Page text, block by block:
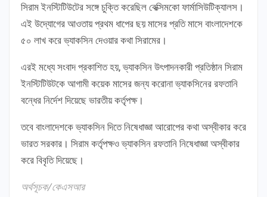
সিরাম ইনস্টিটিউটের সঙ্গে চুক্তি করেছিল বেক্সিমকো ফার্মাসিউটিক্যালস।
এই উদ্যোগের আওতায় প্রথম ধাপের ছয় মাসের প্রতি মাসে বাংলাদেশকে
৫০ লাখ করে ভ্যাকসিন দেওয়ার কথা সিরামের।
এরই মধ্যে সংবাদ প্রকাশিত হয়, ভ্যাকসিন উৎপাদনকারী প্রতিষ্ঠান সিরাম
ইনস্টিটিউটকে আগামী কয়েক মাসের জন্য করোনা ভ্যাকসিনের রফতানি
বন্ধের নির্দেশ দিয়েছে ভারতীয় কর্তৃপক্ষ।
তবে বাংলাদেশকে ভ্যাকসিন দিতে নিষেধাজ্ঞা আরোপের কথা অস্বীকার করে
ভারত সরকার। সিরাম কর্তৃপক্ষও ভ্যাকসিন রফতানি নিষেধাজ্ঞা অস্বীকার
করে বিবৃতি দিয়েছে।
অর্থসূচক/কেএসআর